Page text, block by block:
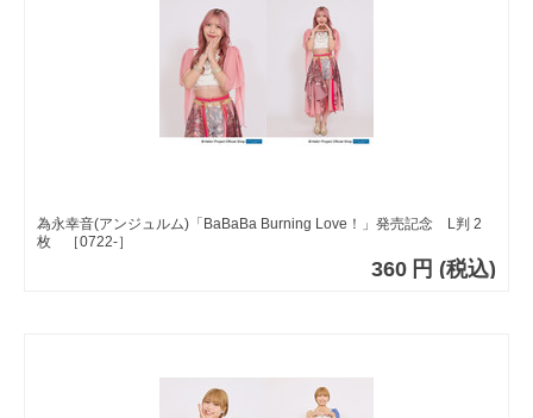
為永幸音(アンジュルム)「BaBaBa Burning Love！」発売記念 L判 2
枚 ［0722-］
360 円 (税込)